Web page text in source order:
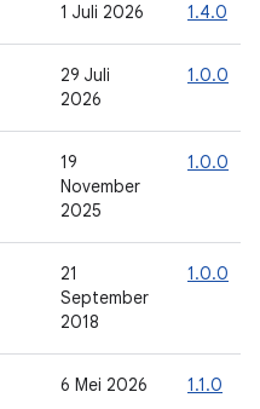
1 Juli 2026 1.4.0
29 Juli
2026
1.0.0
19
November
2025
1.0.0
21
September
2018
1.0.0
6 Mei 2026 1.1.0